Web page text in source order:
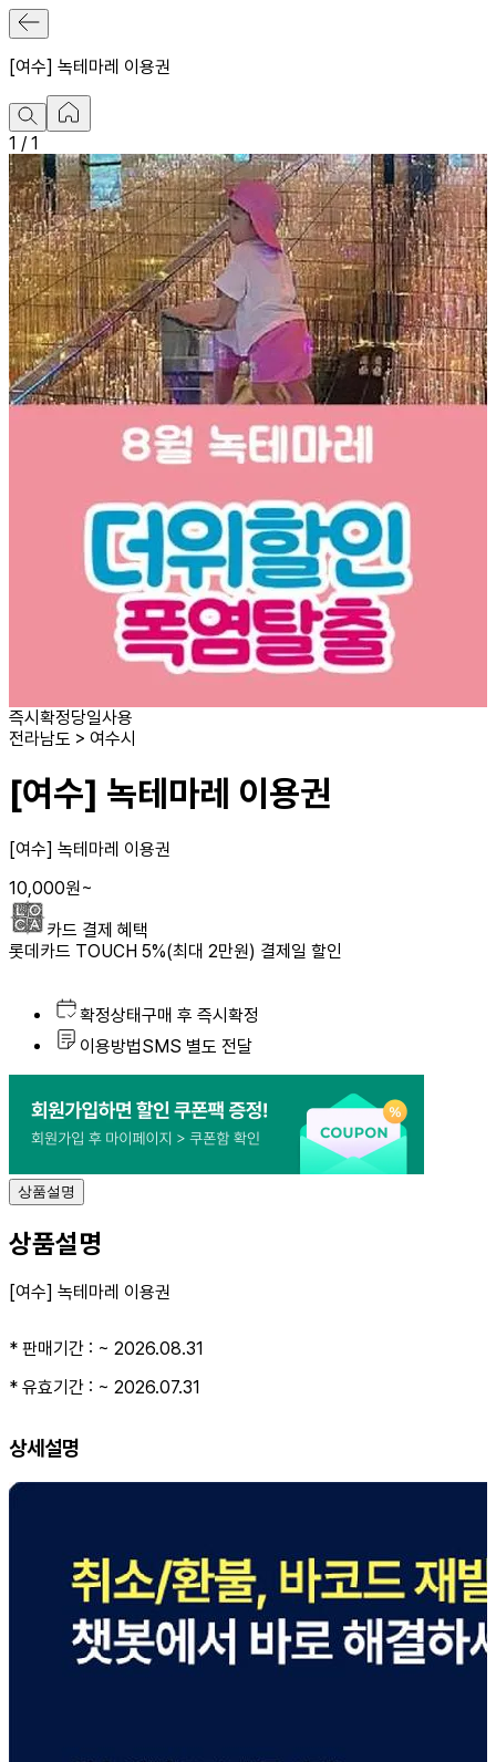
[여수] 녹테마레 이용권
1 / 1
즉시확정당일사용
전라남도 > 여수시
[여수] 녹테마레 이용권
[여수] 녹테마레 이용권
10,000원~
카드 결제 혜택
롯데카드 TOUCH 5%(최대 2만원) 결제일 할인
요
확정상태구매 후 즉시확정
이용방법SMS 별도 전달
상품설명
상품설명
[여수] 녹테마레 이용권
* 판매기간 : ~ 2026.08.31
* 유효기간 : ~ 2026.07.31
상세설명